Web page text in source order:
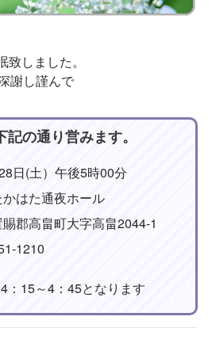
しました。
謝し謹んで
の通り営みます。
日(土）午後5時00分
はた通夜ホール
郡高畠町大字高畠2044-1
1210
：15～4：45となります